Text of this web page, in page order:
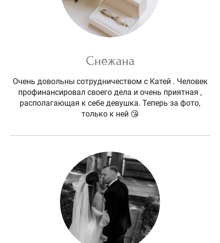
Снежана
Очень довольны сотрудничеством с Катей . Человек
профинансировал своего дела и очень приятная ,
располагающая к себе девушка. Теперь за фото,
только к ней 😘